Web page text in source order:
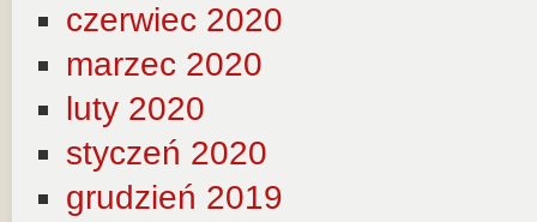
czerwiec 2020
marzec 2020
luty 2020
styczeń 2020
grudzień 2019